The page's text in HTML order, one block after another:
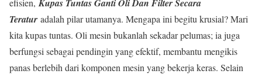
efisien, Kupas Tuntas Ganti Oli Dan Filter Secara
Teratur adalah pilar utamanya. Mengapa ini begitu krusial? Mari
kita kupas tuntas. Oli mesin bukanlah sekadar pelumas; ia juga
berfungsi sebagai pendingin yang efektif, membantu mengikis
panas berlebih dari komponen mesin yang bekerja keras. Selain